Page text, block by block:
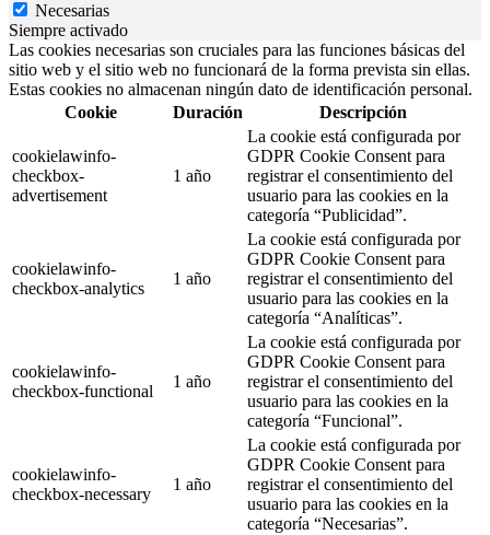
Necesarias
Siempre activado
Las cookies necesarias son cruciales para las funciones básicas del
sitio web y el sitio web no funcionará de la forma prevista sin ellas.
Estas cookies no almacenan ningún dato de identificación personal.
Cookie
Duración Descripción
cookielawinfo-
checkbox-
advertisement
1 año
La cookie está configurada por
GDPR Cookie Consent para
registrar el consentimiento del
usuario para las cookies en la
categoría “Publicidad”.
cookielawinfo-
checkbox-analytics
1 año
La cookie está configurada por
GDPR Cookie Consent para
registrar el consentimiento del
usuario para las cookies en la
categoría “Analíticas”.
cookielawinfo-
checkbox-functional
1 año
La cookie está configurada por
GDPR Cookie Consent para
registrar el consentimiento del
usuario para las cookies en la
categoría “Funcional”.
cookielawinfo-
checkbox-necessary
1 año
La cookie está configurada por
GDPR Cookie Consent para
registrar el consentimiento del
usuario para las cookies en la
categoría “Necesarias”.